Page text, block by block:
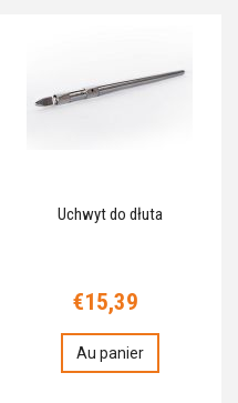
Uchwyt do dłuta
€15,39
Au panier